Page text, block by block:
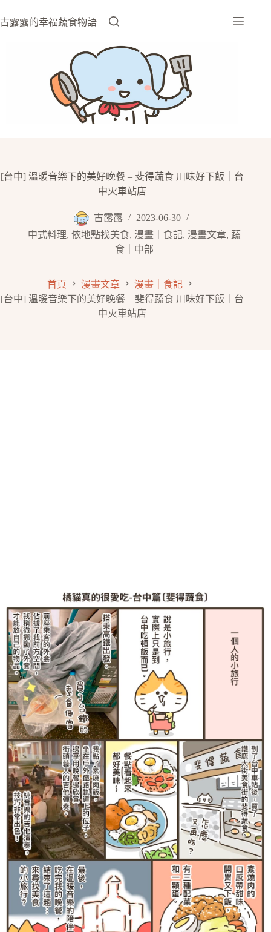
至
古露露的幸福蔬食物語
[台中] 溫暖音樂下的美好晚餐 – 斐得蔬食 川味好下飯｜台
中火車站店
古露露
2023-06-30
中式料理, 依地點找美食, 漫畫｜食記, 漫畫文章, 蔬
食｜中部
首頁 漫畫文章
漫畫｜食記
[台中] 溫暖音樂下的美好晚餐 – 斐得蔬食 川味好下飯｜台
中火車站店